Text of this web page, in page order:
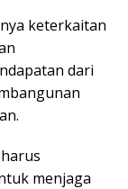
keterkaitan
dari
menjaga